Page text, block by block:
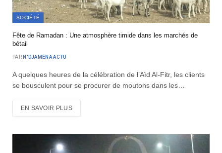
SOCIÉTÉ
Fête de Ramadan : Une atmosphère timide dans les marchés de
bétail
PAR N'DJAMÉNA ACTU
A quelques heures de la célébration de l’Aïd Al-Fitr, les clients
se bousculent pour se procurer de moutons dans les…
EN SAVOIR PLUS